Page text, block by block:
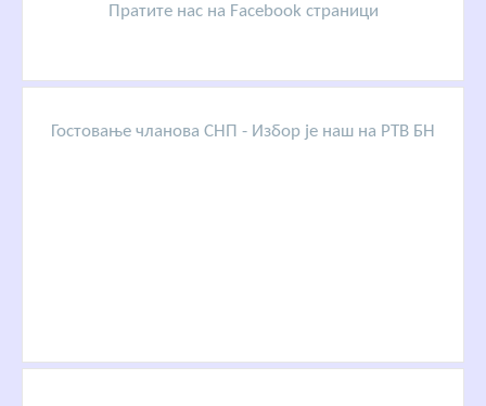
Пратите нас на Facebook страници
Гостовање чланова СНП - Избор је наш на РТВ БН